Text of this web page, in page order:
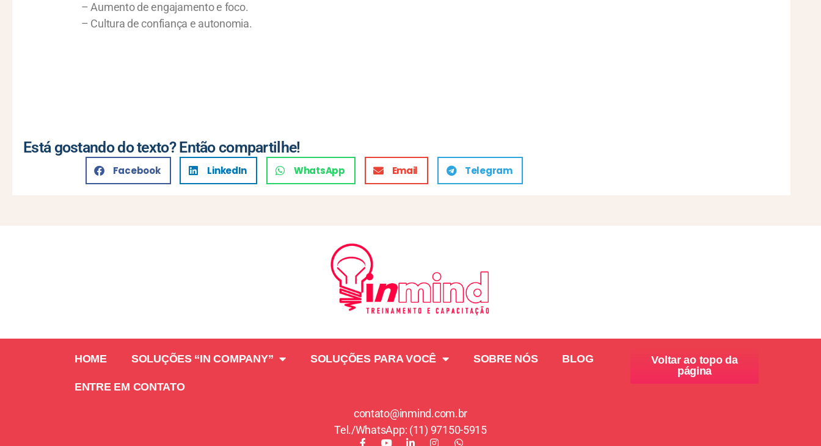
– Aumento de engajamento e foco.
– Cultura de confiança e autonomia.
Está gostando do texto? Então compartilhe!
Facebook LinkedIn WhatsApp Email Telegram
HOME SOLUÇÕES “IN COMPANY” SOLUÇÕES PARA VOCÊ SOBRE NÓS BLOG
ENTRE EM CONTATO
Voltar ao topo da
página
contato@inmind.com.br
Tel./WhatsApp: (11) 97150-5915